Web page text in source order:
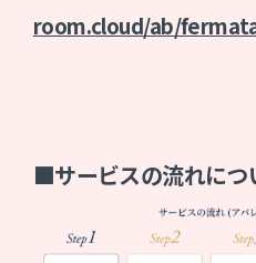
room.cloud/ab/
■サービスの流れにつ